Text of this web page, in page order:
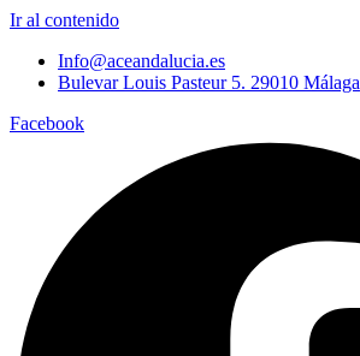
Ir al contenido
Info@aceandalucia.es
Bulevar Louis Pasteur 5. 29010 Málaga
Facebook